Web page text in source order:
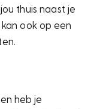
thuis naast je
kan ook op een
heb je